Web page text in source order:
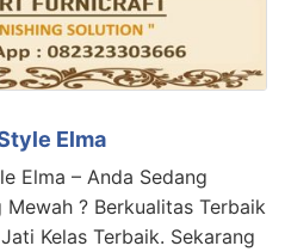
Elma
Elma – Anda Sedang
? Berkualitas Terbaik
Kelas Terbaik. Sekarang